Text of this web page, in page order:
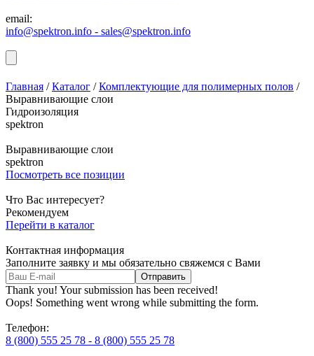
email:
info@spektron.info - sales@spektron.info
Главная /Каталог /Комплектующие для полимерных полов /
Выравнивающие слои
Гидроизоляция
spektron
Выравнивающие слои
spektron
Посмотреть все позиции
Что Вас интересует?
Рекомендуем
Перейти в каталог
Контактная информация
Заполните заявку и мы обязательно свяжемся с Вами
Thank you! Your submission has been received!
Oops! Something went wrong while submitting the form.
Телефон:
8 (800) 555 25 78 - 8 (800) 555 25 78